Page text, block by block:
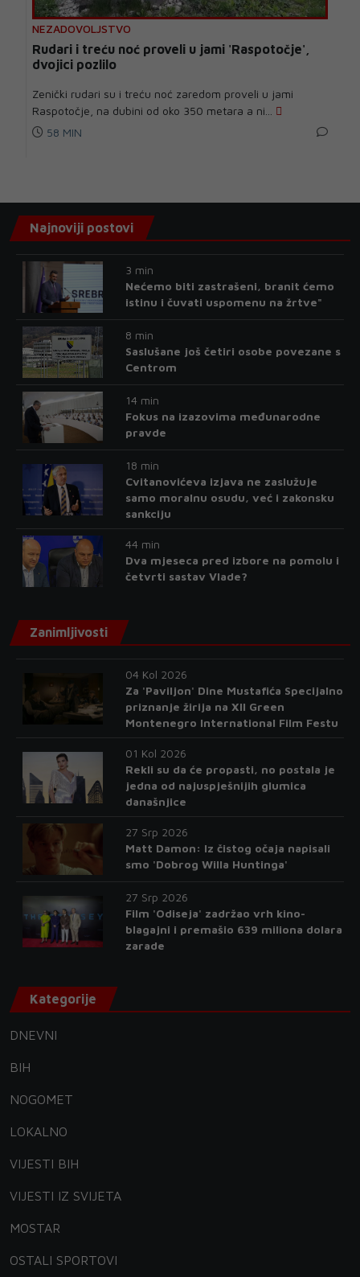
NEZADOVOLJSTVO
Rudari i treću noć proveli u jami 'Raspotočje',
dvojici pozlilo
Zenički rudari su i treću noć zaredom proveli u jami
Raspotočje, na dubini od oko 350 metara a ni...
58 MIN
Najnoviji postovi
3 min
Nećemo biti zastrašeni, branit ćemo
istinu i čuvati uspomenu na žrtve"
8 min
Saslušane još četiri osobe povezane s
Centrom
14 min
Fokus na izazovima međunarodne
pravde
18 min
Cvitanovićeva izjava ne zaslužuje
samo moralnu osudu, već i zakonsku
sankciju
44 min
Dva mjeseca pred izbore na pomolu i
četvrti sastav Vlade?
Zanimljivosti
04 Kol 2026
Za 'Paviljon' Dine Mustafića Specijalno
priznanje žirija na XII Green
Montenegro International Film Festu
01 Kol 2026
Rekli su da će propasti, no postala je
jedna od najuspješnijih glumica
današnjice
27 Srp 2026
Matt Damon: Iz čistog očaja napisali
smo 'Dobrog Willa Huntinga'
27 Srp 2026
Film 'Odiseja' zadržao vrh kino-
blagajni i premašio 639 miliona dolara
zarade
Kategorije
DNEVNI
BIH
NOGOMET
LOKALNO
VIJESTI BIH
VIJESTI IZ SVIJETA
MOSTAR
OSTALI SPORTOVI